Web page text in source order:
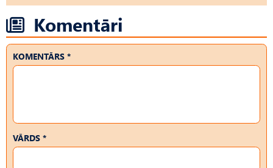
Komentāri
KOMENTĀRS *
VĀRDS *